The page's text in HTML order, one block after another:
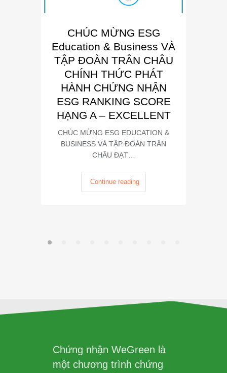
CHÚC MỪNG ESG
Education & Business VÀ
TẬP ĐOÀN TRÂN CHÂU
CHÍNH THỨC PHÁT
HÀNH CHỨNG NHẬN
ESG RANKING SCORE
HẠNG A – EXCELLENT
CHÚC MỪNG ESG EDUCATION &
BUSINESS VÀ TẬP ĐOÀN TRÂN
CHÂU ĐẠT…
Continue reading
Chứng nhận WeGreen là
một chương trình chứng